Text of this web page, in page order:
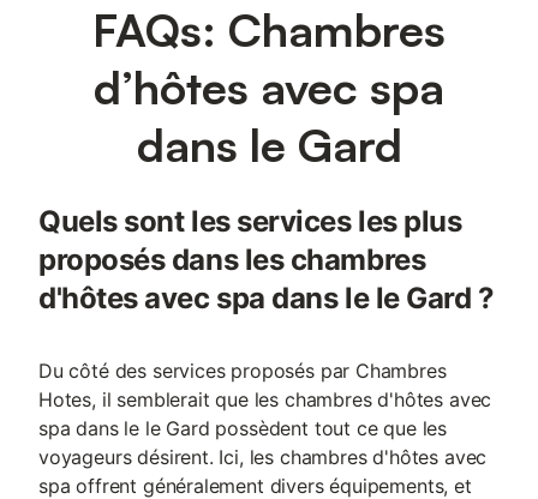
FAQs: Chambres
d’hôtes avec spa
dans le Gard
Quels sont les services les plus
proposés dans les chambres
d'hôtes avec spa dans le le Gard ?
Du côté des services proposés par Chambres
Hotes, il semblerait que les chambres d'hôtes avec
spa dans le le Gard possèdent tout ce que les
voyageurs désirent. Ici, les chambres d'hôtes avec
spa offrent généralement divers équipements, et